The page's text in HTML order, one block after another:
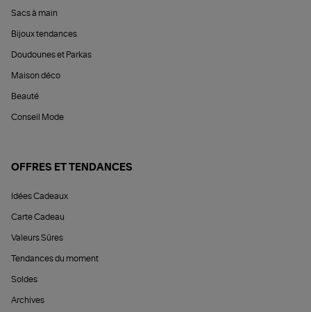
Sacs à main
Bijoux tendances
Doudounes et Parkas
Maison déco
Beauté
Conseil Mode
OFFRES ET TENDANCES
Idées Cadeaux
Carte Cadeau
Valeurs Sûres
Tendances du moment
Soldes
Archives